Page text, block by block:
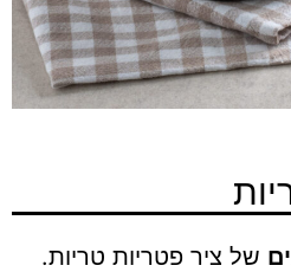
של ציר פטריות טריות.